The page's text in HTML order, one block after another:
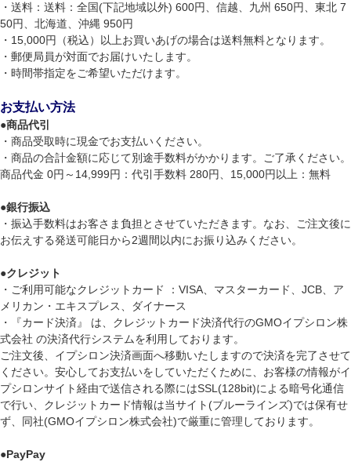
・送料：送料：全国(下記地域以外) 600円、信越、九州 650円、東北 7
50円、北海道、沖縄 950円
・15,000円（税込）以上お買いあげの場合は送料無料となります。
・郵便局員が対面でお届けいたします。
・時間帯指定をご希望いただけます。
お支払い方法
●商品代引
・商品受取時に現金でお支払いください。
・商品の合計金額に応じて別途手数料がかかります。ご了承ください。
商品代金 0円～14,999円：代引手数料 280円、15,000円以上：無料
●銀行振込
・振込手数料はお客さま負担とさせていただきます。なお、ご注文後に
お伝えする発送可能日から2週間以内にお振り込みください。
●クレジット
・ご利用可能なクレジットカード ：VISA、マスターカード、JCB、ア
メリカン・エキスプレス、ダイナース
・『カード決済』 は、クレジットカード決済代行のGMOイプシロン株
式会社 の決済代行システムを利用しております。
ご注文後、イプシロン決済画面へ移動いたしますので決済を完了させて
ください。安心してお支払いをしていただくために、お客様の情報がイ
プシロンサイト経由で送信される際にはSSL(128bit)による暗号化通信
で行い、クレジットカード情報は当サイト(ブルーラインズ)では保有せ
ず、同社(GMOイプシロン株式会社)で厳重に管理しております。
●PayPay